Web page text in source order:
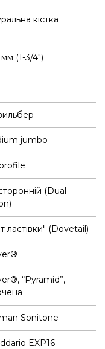
кістка
(1-3/4″)
jumbo
(Dual-
ластівки" (Dovetail)
“Pyramid”,
Sonitone
EXP16